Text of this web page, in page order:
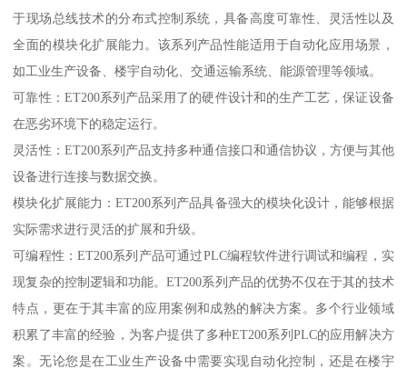
于现场总线技术的分布式控制系统，具备高度可靠性、灵活性以及
全面的模块化扩展能力。该系列产品性能适用于自动化应用场景，
如工业生产设备、楼宇自动化、交通运输系统、能源管理等领域。
可靠性：ET200系列产品采用了的硬件设计和的生产工艺，保证设备
在恶劣环境下的稳定运行。
灵活性：ET200系列产品支持多种通信接口和通信协议，方便与其他
设备进行连接与数据交换。
模块化扩展能力：ET200系列产品具备强大的模块化设计，能够根据
实际需求进行灵活的扩展和升级。
可编程性：ET200系列产品可通过PLC编程软件进行调试和编程，实
现复杂的控制逻辑和功能。ET200系列产品的优势不仅在于其的技术
特点，更在于其丰富的应用案例和成熟的解决方案。多个行业领域
积累了丰富的经验，为客户提供了多种ET200系列PLC的应用解决方
案。无论您是在工业生产设备中需要实现自动化控制，还是在楼宇